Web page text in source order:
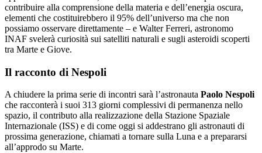
contribuire alla comprensione della materia e dell’energia oscura,
elementi che costituirebbero il 95% dell’universo ma che non
possiamo osservare direttamente – e Walter Ferreri, astronomo
INAF svelerà curiosità sui satelliti naturali e sugli asteroidi scoperti
tra Marte e Giove.
Il racconto di Nespoli
A chiudere la prima serie di incontri sarà l’astronauta Paolo Nespoli
che racconterà i suoi 313 giorni complessivi di permanenza nello
spazio, il contributo alla realizzazione della Stazione Spaziale
Internazionale (ISS) e di come oggi si addestrano gli astronauti di
prossima generazione, chiamati a tornare sulla Luna e a prepararsi
all’approdo su Marte.